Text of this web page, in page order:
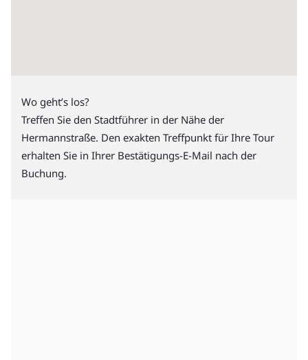
Wo geht’s los?
Treffen Sie den Stadtführer in der Nähe der
Hermannstraße. Den exakten Treffpunkt für Ihre Tour
erhalten Sie in Ihrer Bestätigungs-E-Mail nach der
Buchung.